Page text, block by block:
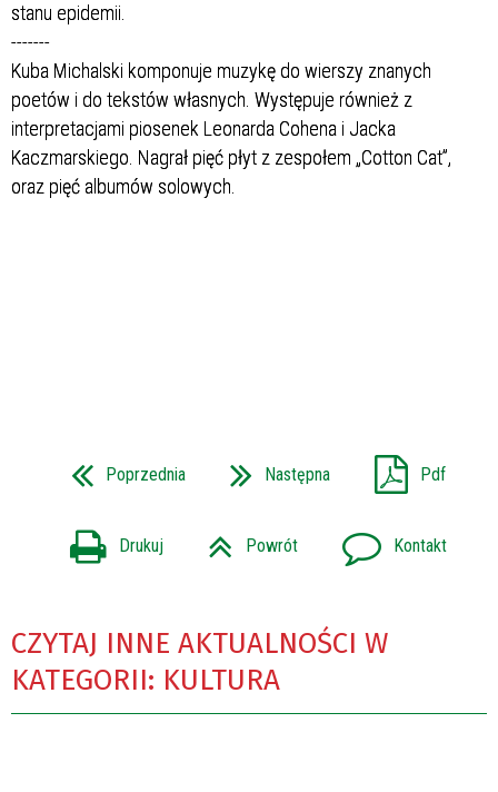
stanu epidemii.
-------
Kuba Michalski komponuje muzykę do wierszy znanych
poetów i do tekstów własnych. Występuje również z
interpretacjami piosenek Leonarda Cohena i Jacka
Kaczmarskiego. Nagrał pięć płyt z zespołem „Cotton Cat”,
oraz pięć albumów solowych.
Poprzednia Następna Pdf
Drukuj Powrót Kontakt
CZYTAJ INNE AKTUALNOŚCI W
KATEGORII: KULTURA